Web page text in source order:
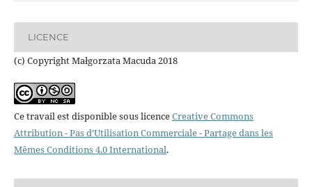
LICENCE
(c) Copyright Małgorzata Macuda 2018
Ce travail est disponible sous licenceCreative Commons
Attribution - Pas d’Utilisation Commerciale - Partage dans les
Mêmes Conditions 4.0 International.